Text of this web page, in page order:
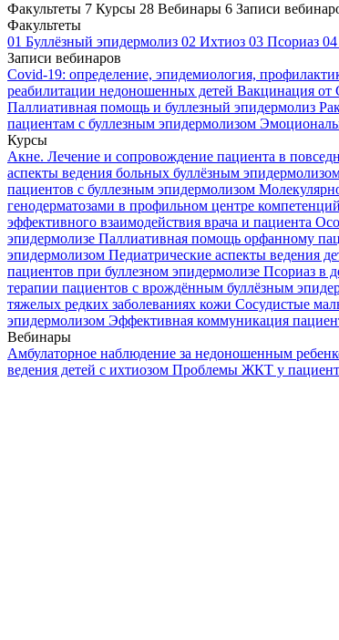
Факультеты 7 Курсы 28 Вебинары 6 Записи
Факультеты
01 Буллёзный эпидермолиз 02 Ихтиоз 03 Псориаз 04
Записи вебинаров
Covid-19: определение, эпидемиология,
реабилитации недоношенных детей Вакцинация от
Паллиативная помощь и буллезный эпидермолиз
пациентам с буллезным эпидермолизом
Курсы
Акне. Лечение и сопровождение пациента в
аспекты ведения больных буллёзным
пациентов с буллезным эпидермолизом
генодерматозами в профильном центре компетенций
эффективного взаимодействия врача и пациента
эпидермолизе Паллиативная помощь орфанному
эпидермолизом Педиатрические аспекты ведения
пациентов при буллезном эпидермолизе Псориаз в
терапии пациентов с врождённым буллёзным
тяжелых редких заболеваниях кожи Сосудистые
эпидермолизом Эффективная коммуникация
Вебинары
Амбулаторное наблюдение за недоношенным
ведения детей с ихтиозом Проблемы ЖКТ у